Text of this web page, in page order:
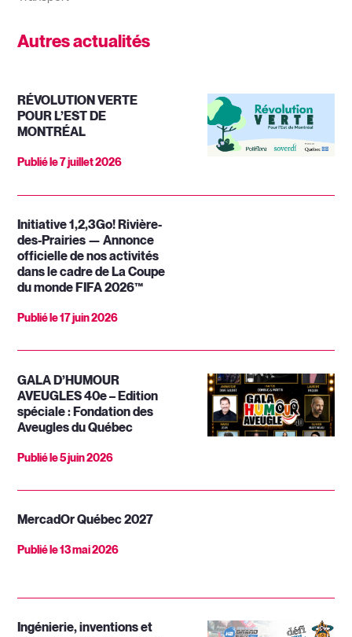
Autres actualités
RÉVOLUTION VERTE
POUR L’EST DE
MONTRÉAL
Publié le7 juillet 2026
Initiative 1,2,3Go! Rivière-
des-Prairies — Annonce
officielle de nos activités
dans le cadre de La Coupe
du monde FIFA 2026™
Publié le17 juin 2026
GALA D’HUMOUR
AVEUGLES 40e – Edition
spéciale : Fondation des
Aveugles du Québec
Publié le5 juin 2026
MercadOr Québec 2027
Publié le13 mai 2026
Ingénierie, inventions et